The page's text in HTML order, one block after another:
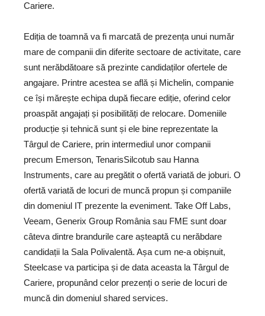
Cariere.
Ediția de toamnă va fi marcată de prezența unui număr
mare de companii din diferite sectoare de activitate, care
sunt nerăbdătoare să prezinte candidaților ofertele de
angajare. Printre acestea se află și Michelin, companie
ce își mărește echipa după fiecare ediție, oferind celor
proaspăt angajați și posibilități de relocare. Domeniile
producție și tehnică sunt și ele bine reprezentate la
Târgul de Cariere, prin intermediul unor companii
precum Emerson, TenarisSilcotub sau Hanna
Instruments, care au pregătit o ofertă variată de joburi. O
ofertă variată de locuri de muncă propun și companiile
din domeniul IT prezente la eveniment. Take Off Labs,
Veeam, Generix Group România sau FME sunt doar
câteva dintre brandurile care așteaptă cu nerăbdare
candidații la Sala Polivalentă. Așa cum ne-a obișnuit,
Steelcase va participa și de data aceasta la Târgul de
Cariere, propunând celor prezenți o serie de locuri de
muncă din domeniul shared services.